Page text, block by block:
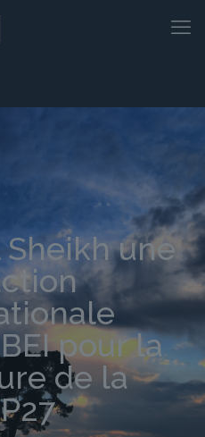
Sheikh une
pour la
de la